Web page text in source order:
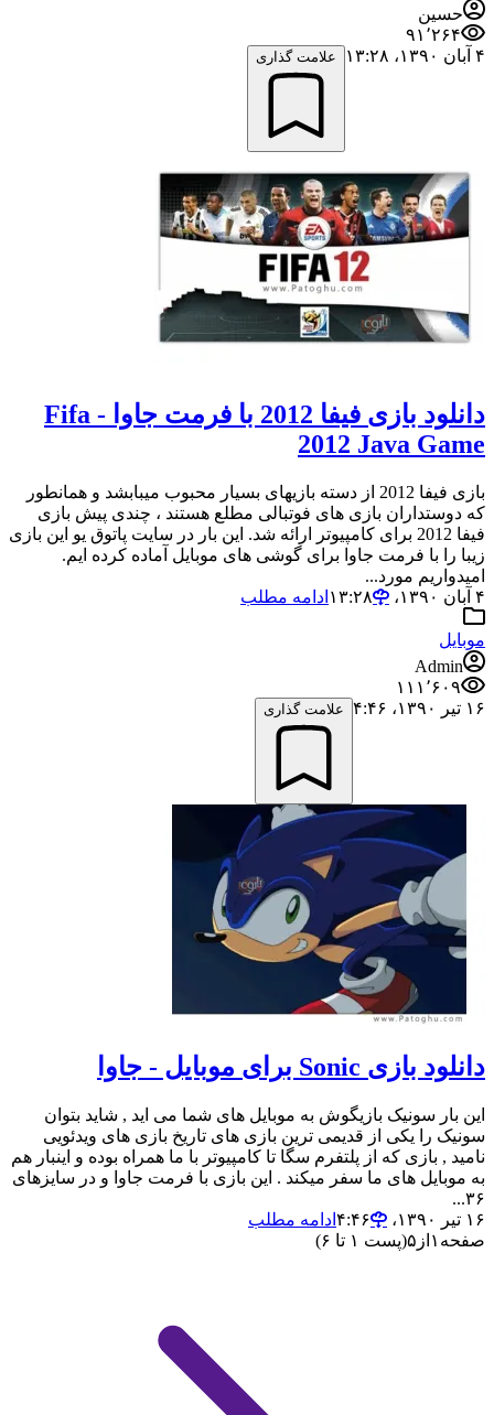
حسین
۹۱٬۲۶۴
۴ آبان ۱۳۹۰،‏ ۱۳:۲۸
علامت گذاری
دانلود بازی فیفا 2012 با فرمت جاوا - Fifa
2012 Java Game
بازی فیفا 2012 از دسته بازیهای بسیار محبوب میبابشد و همانطور
که دوستداران بازی های فوتبالی مطلع هستند ، چندی پیش بازی
فیفا 2012 برای کامپیوتر ارائه شد. این بار در سایت پاتوق یو این بازی
زیبا را با فرمت جاوا برای گوشی های موبایل آماده کرده ایم.
امیدواریم مورد...
۴ آبان ۱۳۹۰،‏ ۱۳:۲۸
ادامه مطلب
موبایل
Admin
۱۱۱٬۶۰۹
۱۶ تیر ۱۳۹۰،‏ ۴:۴۶
علامت گذاری
دانلود بازی Sonic برای موبایل - جاوا
این بار سونیک بازیگوش به موبایل های شما می اید , شاید بتوان
سونیک را یکی از قدیمی ترین بازی های تاریخ بازی های ویدئویی
نامید , بازی که از پلتفرم سگا تا کامپیوتر با ما همراه بوده و اینبار هم
به موبایل های ما سفر میکند . این بازی با فرمت جاوا و در سایزهای
۳۶...
۱۶ تیر ۱۳۹۰،‏ ۴:۴۶
ادامه مطلب
صفحه ۱ از ۵(پست ۱ تا ۶)